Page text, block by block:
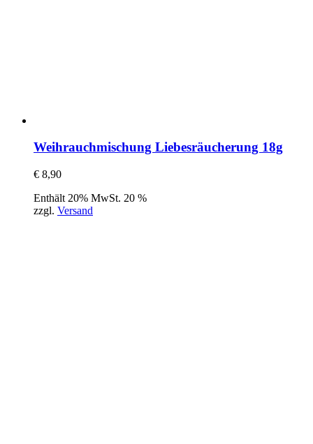
Weihrauchmischung Liebesräucherung 18g
€ 8,90
Enthält 20% MwSt. 20 %
zzgl. Versand